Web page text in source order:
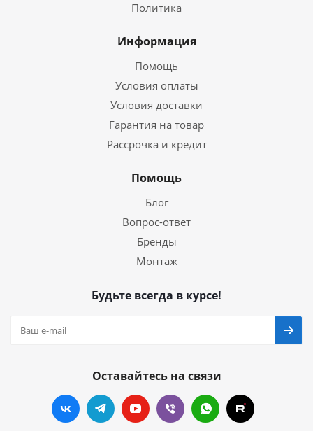
Политика
Информация
Помощь
Условия оплаты
Условия доставки
Гарантия на товар
Рассрочка и кредит
Помощь
Блог
Вопрос-ответ
Бренды
Монтаж
Будьте всегда в курсе!
Оставайтесь на связи